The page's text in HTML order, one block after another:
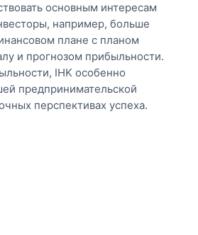
основным интересам
например, больше
плане с планом
и прогнозом прибыльности.
IHK особенно
предпринимательской
перспективах успеха.